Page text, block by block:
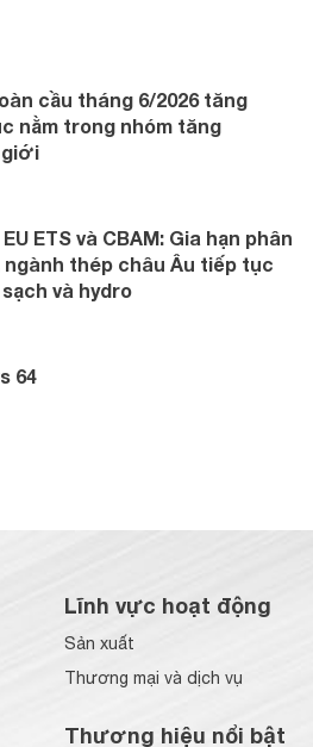
cầu tháng 6/2026 tăng
nằm trong nhóm tăng
ETS và CBAM: Gia hạn phân
ngành thép châu Âu tiếp tục
và hydro
64
Lĩnh vực hoạt động
Sản xuất
Thương mại và dịch vụ
Thương hiệu nổi bật